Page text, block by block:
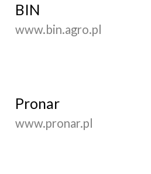
BIN
www.bin.agro.pl
Pronar
www.pronar.pl